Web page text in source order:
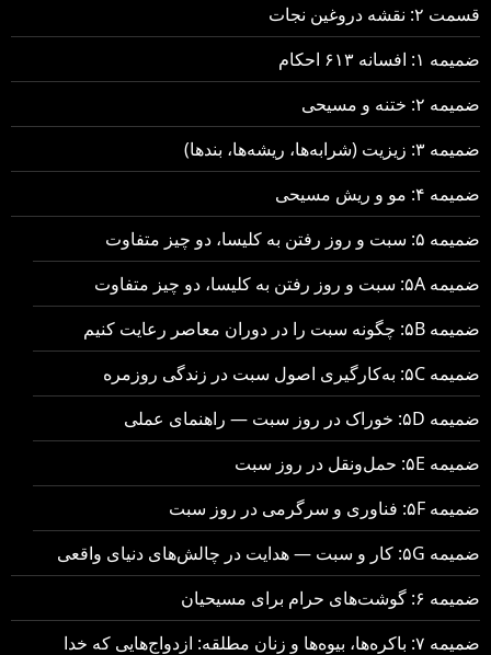
قسمت ۲: نقشه دروغین نجات
ضمیمه ۱: افسانه ۶۱۳ احکام
ضمیمه ۲: ختنه و مسیحی
ضمیمه ۳: زیزیت (شرابه‌ها، ریشه‌ها، بندها)
ضمیمه ۴: مو و ریش مسیحی
ضمیمه ۵: سبت و روز رفتن به کلیسا، دو چیز متفاوت
ضمیمه ۵A: سبت و روز رفتن به کلیسا، دو چیز متفاوت
ضمیمه ۵B: چگونه سبت را در دوران معاصر رعایت کنیم
ضمیمه ۵C: به‌کارگیری اصول سبت در زندگی روزمره
ضمیمه ۵D: خوراک در روز سبت — راهنمای عملی
ضمیمه ۵E: حمل‌ونقل در روز سبت
ضمیمه ۵F: فناوری و سرگرمی در روز سبت
ضمیمه ۵G: کار و سبت — هدایت در چالش‌های دنیای واقعی
ضمیمه ۶: گوشت‌های حرام برای مسیحیان
ضمیمه ۷: باکره‌ها، بیوه‌ها و زنان مطلقه: ازدواج‌هایی که خدا